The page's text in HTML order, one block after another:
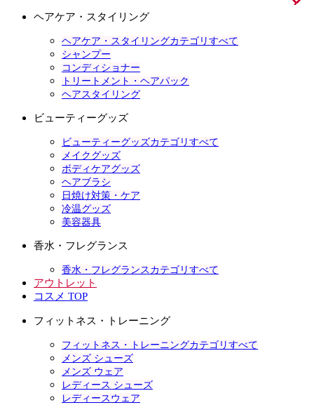
ヘアケア・スタイリング
ヘアケア・スタイリングカテゴリすべて
シャンプー
コンディショナー
トリートメント・ヘアパック
ヘアスタイリング
ビューティーグッズ
ビューティーグッズカテゴリすべて
メイクグッズ
ボディケアグッズ
ヘアブラシ
日焼け対策・ケア
冷温グッズ
美容器具
香水・フレグランス
香水・フレグランスカテゴリすべて
アウトレット
コスメ TOP
フィットネス・トレーニング
フィットネス・トレーニングカテゴリすべて
メンズ シューズ
メンズ ウェア
レディース シューズ
レディースウェア